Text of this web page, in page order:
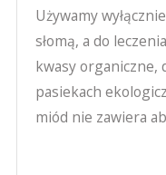
Używamy
słomą, a do
kwasy organiczne,
pasiekach
miód nie zawiera